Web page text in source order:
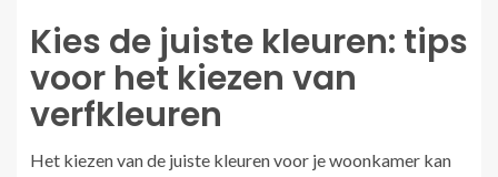
Kies de juiste kleuren: tips
voor het kiezen van
verfkleuren
Het kiezen van de juiste kleuren voor je woonkamer kan